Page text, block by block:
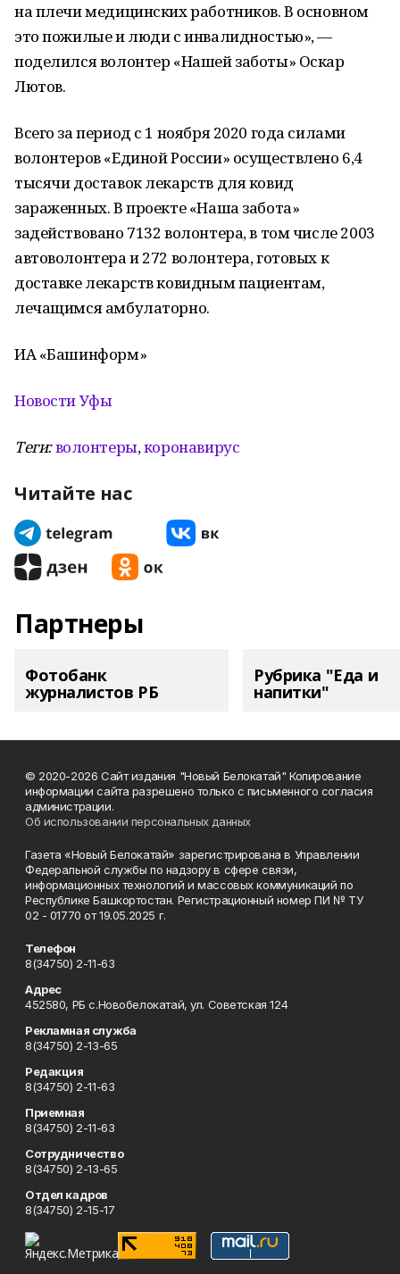
на плечи медицинских работников. В основном
это пожилые и люди с инвалидностью», —
поделился волонтер «Нашей заботы» Оскар
Лютов.
Всего за период с 1 ноября 2020 года силами
волонтеров «Единой России» осуществлено 6,4
тысячи доставок лекарств для ковид
зараженных. В проекте «Наша забота»
задействовано 7132 волонтера, в том числе 2003
автоволонтера и 272 волонтера, готовых к
доставке лекарств ковидным пациентам,
лечащимся амбулаторно.
ИА «Башинформ»
Новости Уфы
Теги:волонтеры,коронавирус
Читайте нас
Партнеры
Фотобанк
журналистов РБ
Рубрика "Еда и
напитки"
© 2020-2026 Сайт издания "Новый Белокатай" Копирование
информации сайта разрешено только с письменного согласия
администрации.
Об использовании персональных данных
Газета «Новый Белокатай» зарегистрирована в Управлении
Федеральной службы по надзору в сфере связи,
информационных технологий и массовых коммуникаций по
Республике Башкортостан. Регистрационный номер ПИ № ТУ
02 - 01770 от 19.05.2025 г.
Телефон
8(34750) 2-11-63
Адрес
452580, РБ с.Новобелокатай, ул. Советская 124
Рекламная служба
8(34750) 2-13-65
Редакция
8(34750) 2-11-63
Приемная
8(34750) 2-11-63
Сотрудничество
8(34750) 2-13-65
Отдел кадров
8(34750) 2-15-17